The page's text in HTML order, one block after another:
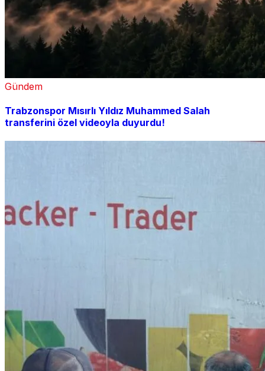
Gündem
Trabzonspor Mısırlı Yıldız Muhammed Salah
transferini özel videoyla duyurdu!